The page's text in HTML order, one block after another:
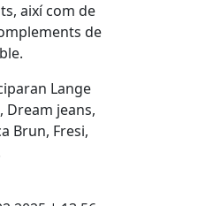
així com de
de
Lange
Dream jeans,
Brun, Fresi,